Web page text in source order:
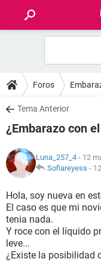
FOROS
SALUD
FAMILIA
NUTRICIÓN
BIENESTAR
SEXUALIDAD
GLOSARIO
Foros
Tema Anterior
¿Embarazo con
Luna_257_4 - 12
Sofiareyess -
Hola, soy nueva en
El caso es que mi
tenia nada.
Y roce con el líquido
leve...
¿Existe la posibilidad